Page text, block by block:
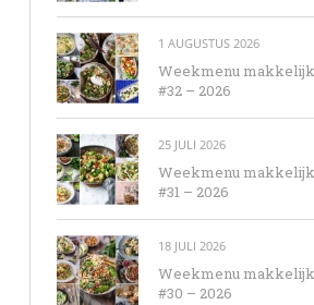
1 AUGUSTUS 2026
Weekmenu
#32 – 2026
25 JULI 2026
Weekmenu
#31 – 2026
18 JULI 2026
Weekmenu
#30 – 2026